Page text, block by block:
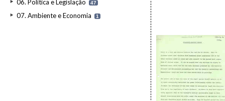
06. Política e Legislação 47
07. Ambiente e Economia 1